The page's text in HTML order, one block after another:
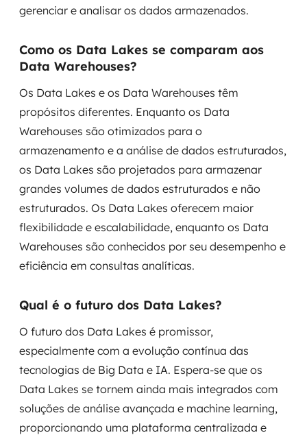
gerenciar e analisar os dados armazenados.
Como os Data Lakes se comparam aos
Data Warehouses?
Os Data Lakes e os Data Warehouses têm
propósitos diferentes. Enquanto os Data
Warehouses são otimizados para o
armazenamento e a análise de dados estruturados,
os Data Lakes são projetados para armazenar
grandes volumes de dados estruturados e não
estruturados. Os Data Lakes oferecem maior
flexibilidade e escalabilidade, enquanto os Data
Warehouses são conhecidos por seu desempenho e
eficiência em consultas analíticas.
Qual é o futuro dos Data Lakes?
O futuro dos Data Lakes é promissor,
especialmente com a evolução contínua das
tecnologias de Big Data e IA. Espera-se que os
Data Lakes se tornem ainda mais integrados com
soluções de análise avançada e machine learning,
proporcionando uma plataforma centralizada e